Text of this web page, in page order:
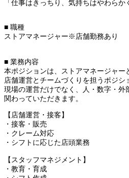
「仕事はきっちり、気持ちはやわらか
■ 職種
ストアマネージャー※店舗勤務あり
■ 業務内容
本ポジションは、ストアマネージャー
店舗運営とチームづくりを担うポジシ
現場の運営だけでなく、人・数字・外
関わっていただきます。
【店舗運営・接客】
・接客・販売
・クレーム対応
・シフトに応じた店頭業務
【スタッフマネジメント】
・教育・育成